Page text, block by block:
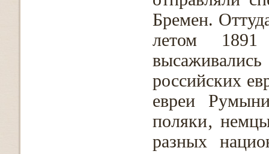
Бремен.
летом
российских
евреи
поляки‚
разных